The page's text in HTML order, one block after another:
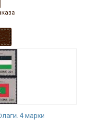
4 марки